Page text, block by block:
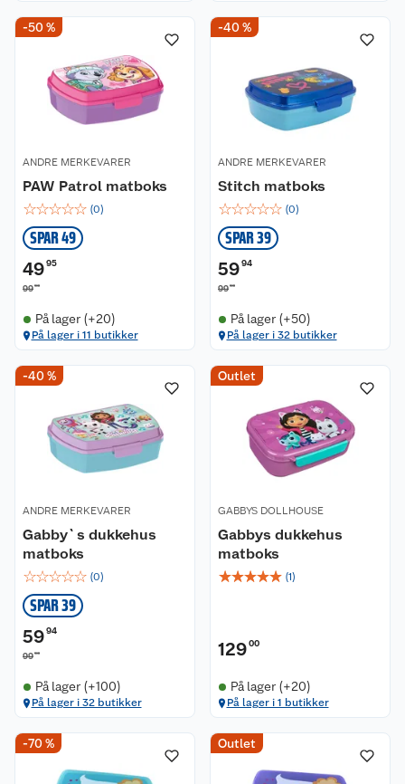
-50 %
ANDRE MERKEVARER
PAW Patrol matboks
☆☆☆☆☆ (0)
SPAR 49
4995
9990
På lager (+20)
På lager i 11 butikker
-40 %
ANDRE MERKEVARER
Stitch matboks
☆☆☆☆☆ (0)
SPAR 39
5994
9990
På lager (+50)
På lager i 32 butikker
-40 %
ANDRE MERKEVARER
Gabby`s dukkehus
matboks
☆☆☆☆☆ (0)
SPAR 39
5994
9990
På lager (+100)
På lager i 32 butikker
Outlet
GABBYS DOLLHOUSE
Gabbys dukkehus
matboks
☆☆☆☆☆ (1)
12900
På lager (+20)
På lager i 1 butikker
-70 % Outlet
Om oss
Kundeservice
Kontakt oss